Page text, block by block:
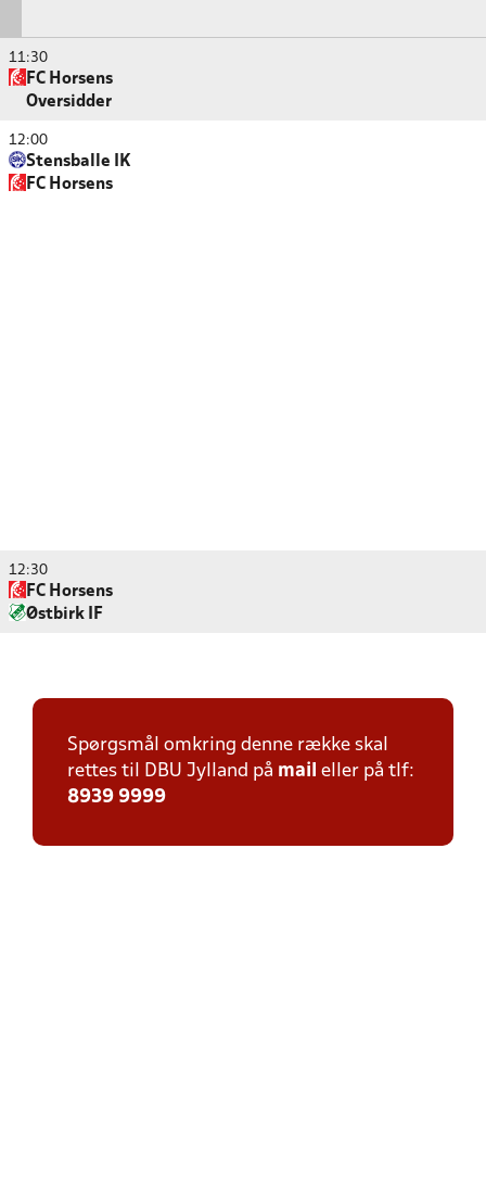
11:30
FC Horsens
Oversidder
12:00
Stensballe IK
FC Horsens
12:30
FC Horsens
Østbirk IF
Spørgsmål omkring denne række skal
rettes til DBU Jylland på mail eller på tlf:
8939 9999